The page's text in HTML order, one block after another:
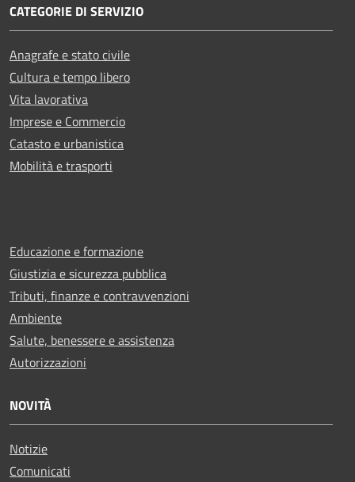
CATEGORIE DI SERVIZIO
Anagrafe e stato civile
Cultura e tempo libero
Vita lavorativa
Imprese e Commercio
Catasto e urbanistica
Mobilità e trasporti
Educazione e formazione
Giustizia e sicurezza pubblica
Tributi, finanze e contravvenzioni
Ambiente
Salute, benessere e assistenza
Autorizzazioni
NOVITÀ
Notizie
Comunicati